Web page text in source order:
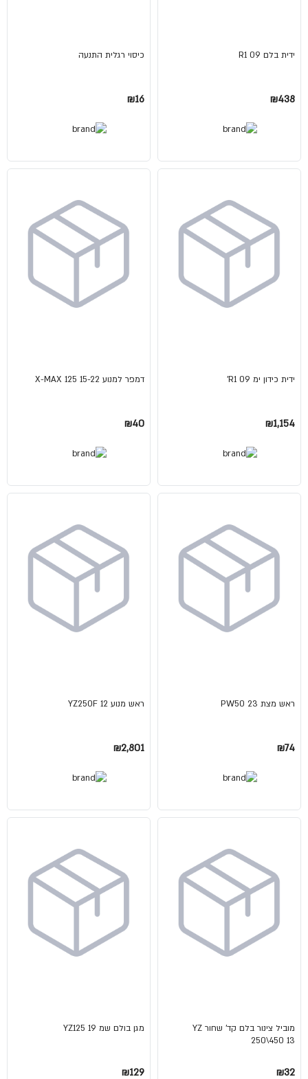
ידית בלם 09 R1
₪438
כיסוי רגלית התנעה
₪16
ידית כידון ימ 09 R1'
₪1,154
דמפר למנוע X-MAX 125 15-22
₪40
ראש מצת PW50 23
₪74
ראש מנוע YZ250F 12
₪2,801
מוביל צינור בלם קד' שחור YZ
250\450 13
₪32
מגן בולם שמ YZ125 19
₪129